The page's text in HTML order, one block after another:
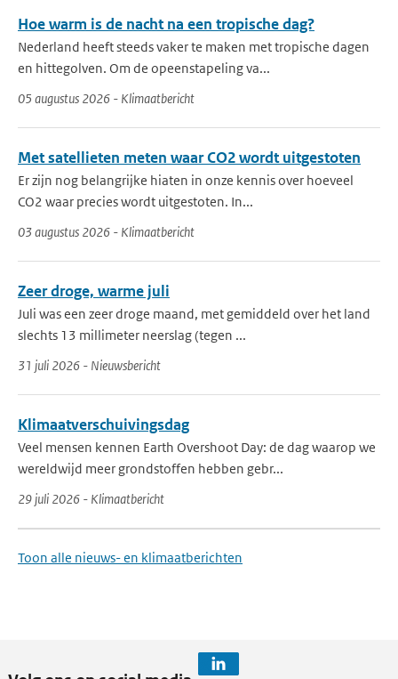
Hoe warm is de nacht na een tropische dag?
Nederland heeft steeds vaker te maken met tropische dagen
en hittegolven. Om de opeenstapeling va...
05 augustus 2026 - Klimaatbericht
Met satellieten meten waar CO2 wordt uitgestoten
Er zijn nog belangrijke hiaten in onze kennis over hoeveel
CO2 waar precies wordt uitgestoten. In...
03 augustus 2026 - Klimaatbericht
Zeer droge, warme juli
Juli was een zeer droge maand, met gemiddeld over het land
slechts 13 millimeter neerslag (tegen ...
31 juli 2026 - Nieuwsbericht
Klimaatverschuivingsdag
Veel mensen kennen Earth Overshoot Day: de dag waarop we
wereldwijd meer grondstoffen hebben gebr...
29 juli 2026 - Klimaatbericht
Toon alle nieuws- en klimaatberichten